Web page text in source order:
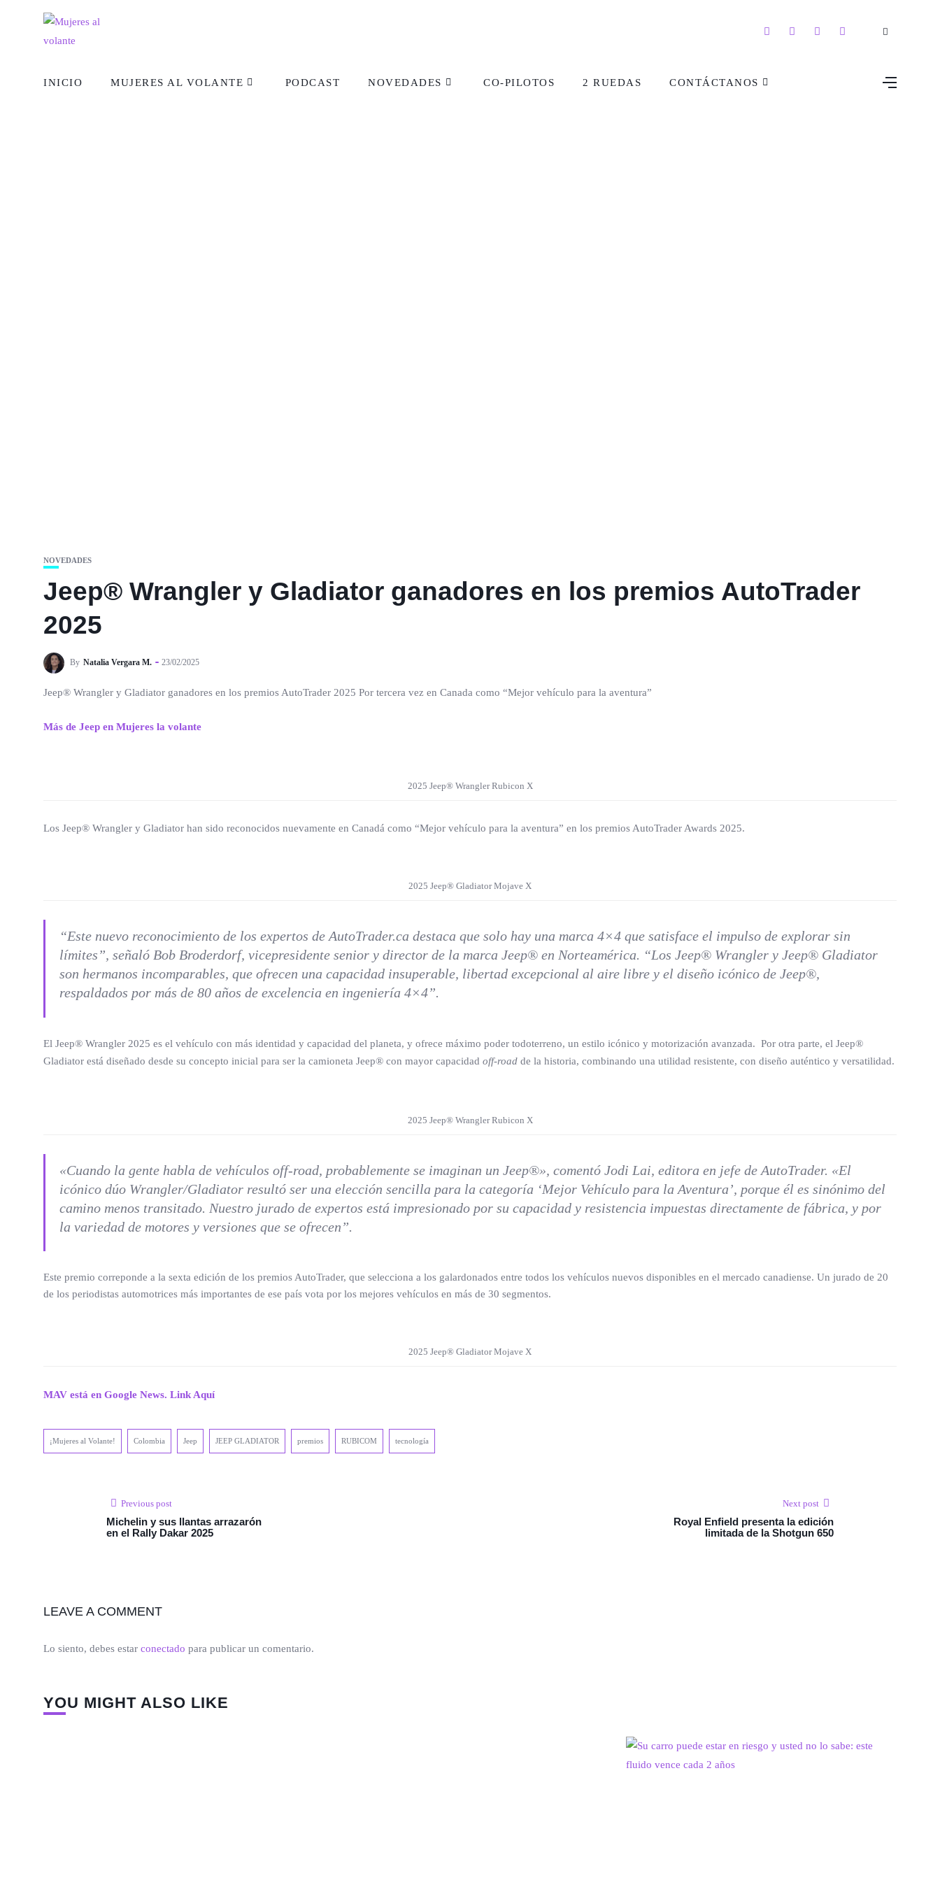
INICIO MUJERES AL VOLANTE PODCAST NOVEDADES CO-PILOTOS 2 RUEDAS CONTÁCTANOS
NOVEDADES
Jeep® Wrangler y Gladiator ganadores en los premios AutoTrader
2025
By Natalia Vergara M. 23/02/2025
Jeep® Wrangler y Gladiator ganadores en los premios AutoTrader 2025 Por tercera vez en Canada como “Mejor vehículo para la aventura”
Más de Jeep en Mujeres la volante
2025 Jeep® Wrangler Rubicon X
Los Jeep® Wrangler y Gladiator han sido reconocidos nuevamente en Canadá como “Mejor vehículo para la aventura” en los premios AutoTrader Awards 2025.
2025 Jeep® Gladiator Mojave X
“Este nuevo reconocimiento de los expertos de AutoTrader.ca destaca que solo hay una marca 4×4 que satisface el impulso de explorar sin
límites”, señaló Bob Broderdorf, vicepresidente senior y director de la marca Jeep® en Norteamérica. “Los Jeep® Wrangler y Jeep® Gladiator
son hermanos incomparables, que ofrecen una capacidad insuperable, libertad excepcional al aire libre y el diseño icónico de Jeep®,
respaldados por más de 80 años de excelencia en ingeniería 4×4”.
El Jeep® Wrangler 2025 es el vehículo con más identidad y capacidad del planeta, y ofrece máximo poder todoterreno, un estilo icónico y motorización avanzada. Por otra parte, el Jeep®
Gladiator está diseñado desde su concepto inicial para ser la camioneta Jeep® con mayor capacidad off-road de la historia, combinando una utilidad resistente, con diseño auténtico y versatilidad.
2025 Jeep® Wrangler Rubicon X
«Cuando la gente habla de vehículos off-road, probablemente se imaginan un Jeep®», comentó Jodi Lai, editora en jefe de AutoTrader. «El
icónico dúo Wrangler/Gladiator resultó ser una elección sencilla para la categoría ‘Mejor Vehículo para la Aventura’, porque él es sinónimo del
camino menos transitado. Nuestro jurado de expertos está impresionado por su capacidad y resistencia impuestas directamente de fábrica, y por
la variedad de motores y versiones que se ofrecen”.
Este premio correponde a la sexta edición de los premios AutoTrader, que selecciona a los galardonados entre todos los vehículos nuevos disponibles en el mercado canadiense. Un jurado de 20
de los periodistas automotrices más importantes de ese país vota por los mejores vehículos en más de 30 segmentos.
2025 Jeep® Gladiator Mojave X
MAV está en Google News. Link Aquí
¡Mujeres al Volante! Colombia Jeep JEEP GLADIATOR premios RUBICOM tecnología
Previous post
Michelin y sus llantas arrazarón
en el Rally Dakar 2025
Next post
Royal Enfield presenta la edición
limitada de la Shotgun 650
LEAVE A COMMENT
Lo siento, debes estar conectado para publicar un comentario.
YOU MIGHT ALSO LIKE